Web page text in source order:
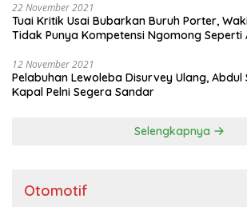
22 November 2021
Tuai Kritik Usai Bubarkan Buruh Porter,
Tidak Punya Kompetensi Ngomong Seperti
12 November 2021
Pelabuhan Lewoleba Disurvey Ulang, Abdul
Kapal Pelni Segera Sandar
Selengkapnya
Otomotif